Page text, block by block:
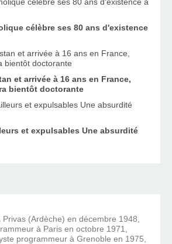
célèbre ses 80 ans d'existence
et arrivée à 16 ans en France,
bientôt doctorante
et expulsables Une absurdité
Privas (Ardèche) en décembre 1948,
à Paris en octobre 1971,
programmeur à Grenoble en 1975,